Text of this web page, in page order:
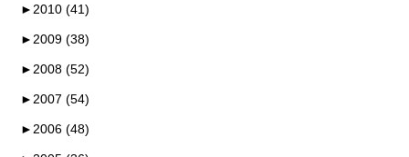
► 2010 (41)
► 2009 (38)
► 2008 (52)
► 2007 (54)
► 2006 (48)